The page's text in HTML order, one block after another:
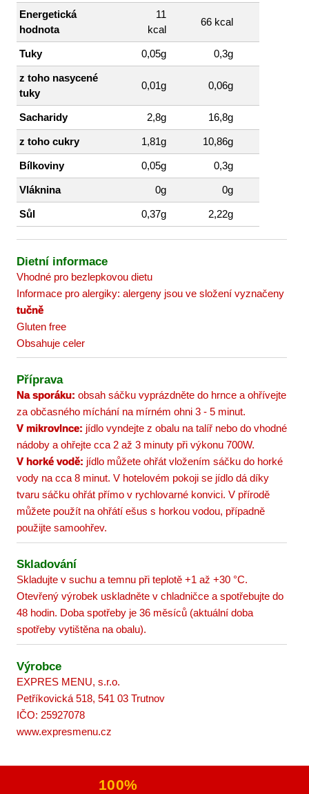
Energetická
hodnota
11
kcal
66 kcal
Tuky 0,05g 0,3g
z toho nasycené
tuky
0,01g 0,06g
Sacharidy 2,8g 16,8g
z toho cukry 1,81g 10,86g
Bílkoviny 0,05g 0,3g
Vláknina 0g 0g
Sůl 0,37g 2,22g
Dietní informace
Vhodné pro bezlepkovou dietu
Informace pro alergiky: alergeny jsou ve složení vyznačeny
tučně
Gluten free
Obsahuje celer
Příprava
Na sporáku: obsah sáčku vyprázdněte do hrnce a ohřívejte
za občasného míchání na mírném ohni 3 - 5 minut.
V mikrovlnce: jídlo vyndejte z obalu na talíř nebo do vhodné
nádoby a ohřejte cca 2 až 3 minuty při výkonu 700W.
V horké vodě: jídlo můžete ohřát vložením sáčku do horké
vody na cca 8 minut. V hotelovém pokoji se jídlo dá díky
tvaru sáčku ohřát přímo v rychlovarné konvici. V přírodě
můžete použít na ohřátí ešus s horkou vodou, případně
použijte samoohřev.
Skladování
Skladujte v suchu a temnu při teplotě +1 až +30 °C.
Otevřený výrobek uskladněte v chladničce a spotřebujte do
48 hodin. Doba spotřeby je 36 měsíců (aktuální doba
spotřeby vytištěna na obalu).
Výrobce
EXPRES MENU, s.r.o.
Petříkovická 518, 541 03 Trutnov
IČO: 25927078
www.expresmenu.cz
100%